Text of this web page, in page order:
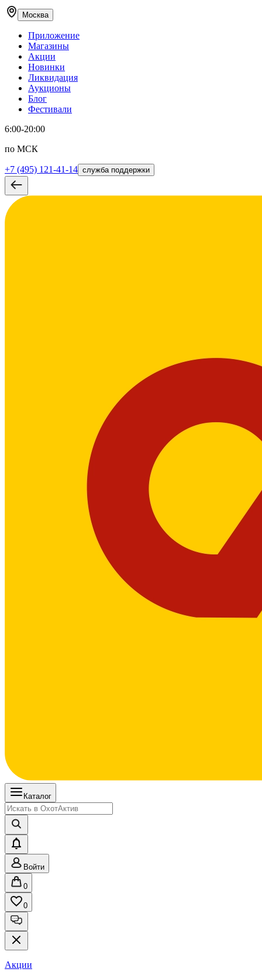
Москва
Приложение
Магазины
Акции
Новинки
Ликвидация
Аукционы
Блог
Фестивали
6:00-20:00
по МСК
+7 (495) 121-41-14 служба поддержки
Каталог
Войти
0
0
Акции